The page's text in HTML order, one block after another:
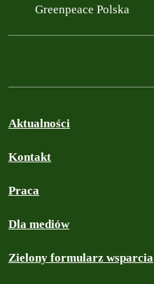
Greenpeace Polska
Aktualności
Kontakt
Praca
Dla mediów
Zielony formularz wsparcia